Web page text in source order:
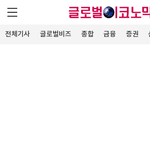
전체기사 글로벌비즈 종합 금융 증권